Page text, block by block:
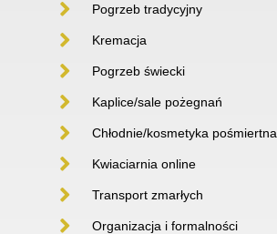
Pogrzeb tradycyjny
Kremacja
Pogrzeb świecki
Kaplice/sale pożegnań
Chłodnie/kosmetyka pośmiertna
Kwiaciarnia online
Transport zmarłych
Organizacja i formalności